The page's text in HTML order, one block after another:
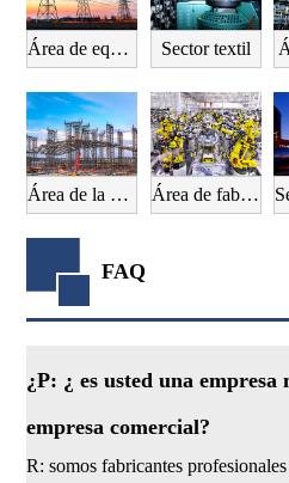
Área de equipos eléctricos Sector textil
Área de la construcción Área de fabricación de automóviles
FAQ
¿P: ¿ es usted una
empresa comercial?
R: somos fabricantes